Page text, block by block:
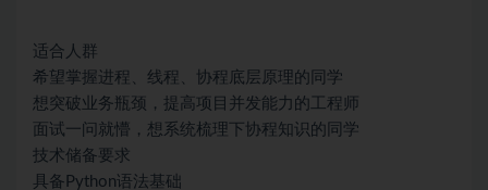
适合人群
希望掌握进程、线程、协程底层原理的同学
想突破业务瓶颈，提高项目并发能力的工程师
面试一问就懵，想系统梳理下协程知识的同学
技术储备要求
具备Python语法基础